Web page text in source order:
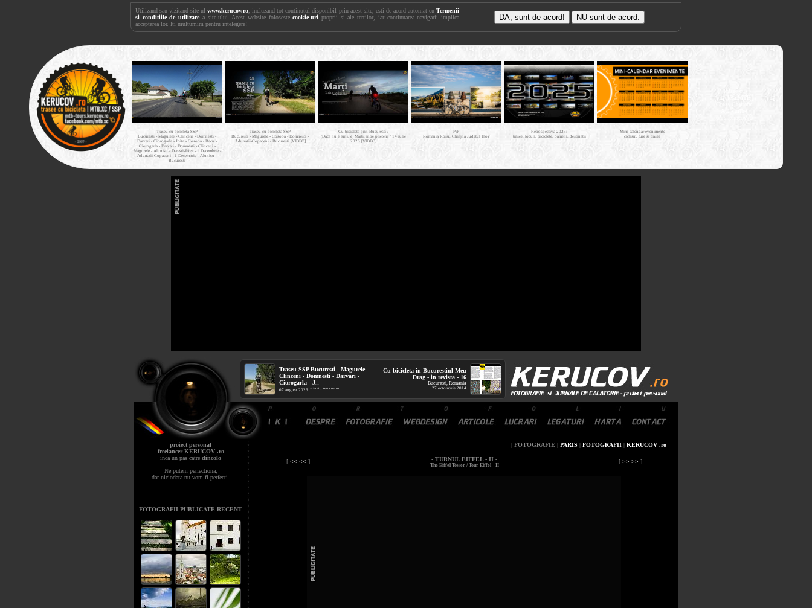
Utilizand sau vizitand site-ulwww.kerucov.ro , incluzand tot continutul disponibil prin acest site, esti de acord automat cuTermenii
si conditiile de utilizare a site-ului. Acest website folosestecookie-uri proprii si ale tertilor, iar continuarea navigarii implica
acceptarea lor. Iti multumim pentru intelegere!
Traseu cu bicicleta SSP
Bucuresti - Magurele - Clinceni - Domnesti -
Darvari - Ciorogarla - Joita - Cosoba - Bacu -
Ciorogarla - Darvari - Domnesti - Clinceni -
Magurele - Alunisu - Darasti-Ilfov - 1 Decembrie -
Adunatii-Copaceni - 1 Decembrie - Alunisu -
Bucuresti
Traseu cu bicicleta SSP
Bucuresti - Magurele - Cosoba - Domnesti -
Adunatii-Copaceni - Bucuresti [VIDEO]
Cu bicicleta prin Bucuresti /
(Daca nu e luni, e) Marti, intre prieteni / 14 iulie
2026 [VIDEO]
PiP
Romania Rosu, Chiajna Judetul Ilfov
Retrospectiva 2025:
trasee, locuri, biciclete, oameni, destinatii
Mini-calendar evenimente
ciclism, ture si trasee
bicicleta MTB
Traseu SSP Bucuresti - Magurele -
Clinceni - Domnesti - Darvari -
Ciorogarla - J...
07 august 2026 / via mtb.kerucov.ro
Cu bicicleta in Bucurestiul Meu
Drag - in revista - 16
Bucuresti, Romania
27 octombrie 2014
proiect personal
freelancer KERUCOV .ro
inca un pas catre dincolo
Ne putem perfectiona,
dar niciodata nu vom fi perfecti.
FOTOGRAFII PUBLICATE RECENT
| FOTOGRAFIE | PARIS | FOTOGRAFII | KERUCOV .ro
[<< << ] - TURNUL EIFFEL - II -
The Eiffel Tower / Tour Eiffel - II
[>> >> ]